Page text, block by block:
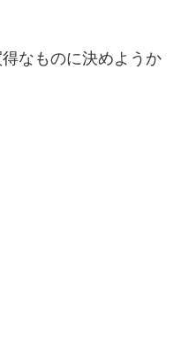
なものに決めようか